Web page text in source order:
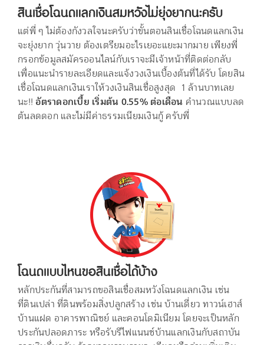
สินเชื่อโฉนดแลกเงินสมหวังไม่ยุ่งยากนะครับ
แต่พี่ ๆ ไม่ต้องกังวลใจนะครับว่าขั้นตอนสินเชื่อโฉนดแลกเงิน
จะยุ่งยาก วุ่นวาย ต้องเตรียมอะไรเยอะแยะมากมาย เพียงพี่
กรอกข้อมูลสมัครออนไลน์กับเราจะมีเจ้าหน้าที่ติดต่อกลับ
เพื่อแนะนำรายละเอียดและแจ้งวงเงินเบื้องต้นที่ได้รับ โดยสิน
เชื่อโฉนดแลกเงินเราให้วงเงินสินเชื่อสูงสุด 1 ล้านบาทเลย
นะ!! อัตราดอกเบี้ย เริ่มต้น 0.55% ต่อเดือน คำนวณแบบลด
ต้นลดดอก และไม่มีค่าธรรมเนียมเงินกู้ ครับพี่
โฉนดแบบไหนขอสินเชื่อได้บ้าง
หลักประกันที่สามารถขอสินเชื่อสมหวังโฉนดแลกเงิน เช่น
ที่ดินเปล่า ที่ดินพร้อมสิ่งปลูกสร้าง เช่น บ้านเดี่ยว ทาวน์เฮาส์
บ้านแฝด อาคารพาณิชย์ และคอนโดมิเนียม โดยจะเป็นหลัก
ประกันปลอดภาระ หรือรับรีไฟแนนซ์บ้านแลกเงินกับสถาบัน